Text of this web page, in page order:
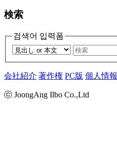
検索
검색어 입력폼
会社紹介 著作権 PC版 個人情報
ⓒ JoongAng Ilbo Co.,Ltd